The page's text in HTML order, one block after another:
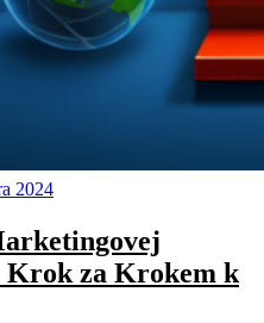
2024
Krok za Krokem k